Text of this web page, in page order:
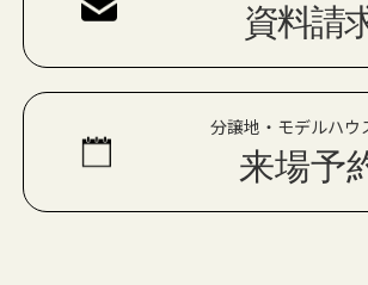
資料請
分譲地・モデルハウ
来場予